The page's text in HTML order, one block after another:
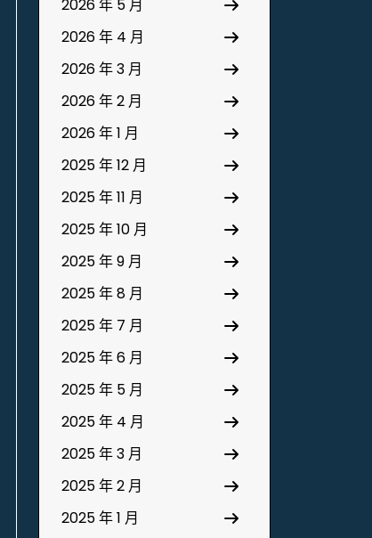
2026 年 5 月
2026 年 4 月
2026 年 3 月
2026 年 2 月
2026 年 1 月
2025 年 12 月
2025 年 11 月
2025 年 10 月
2025 年 9 月
2025 年 8 月
2025 年 7 月
2025 年 6 月
2025 年 5 月
2025 年 4 月
2025 年 3 月
2025 年 2 月
2025 年 1 月